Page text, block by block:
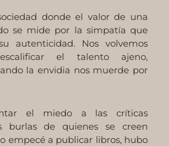
donde el valor de una
se mide por la simpatía que
autenticidad. Nos volvemos
el talento ajeno,
la envidia nos muerde por
el miedo a las críticas
burlas de quienes se creen
empecé a publicar libros, hubo